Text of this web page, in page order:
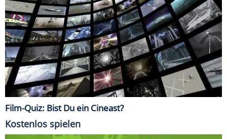
Film-Quiz: Bist Du ein Cineast?
Kostenlos spielen